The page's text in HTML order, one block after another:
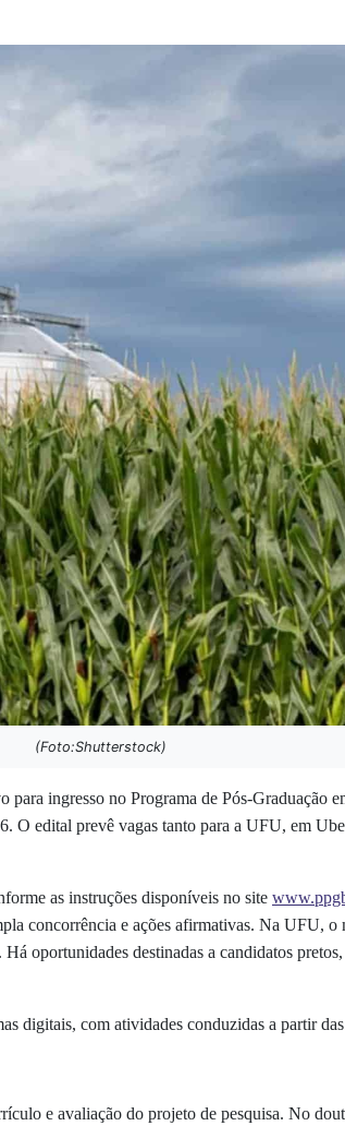
(Foto:Shutterstock)
ingresso no Programa de Pós-
O edital prevê vagas tanto para a UFU, em
as instruções disponíveis no site
concorrência e ações afirmativas. Na UFU, o
oportunidades destinadas a candidatos
digitais, com atividades conduzidas a partir
e avaliação do projeto de pesquisa. No